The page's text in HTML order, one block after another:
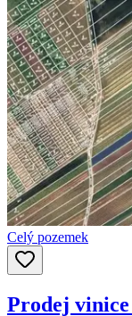
Celý pozemek
Prodej